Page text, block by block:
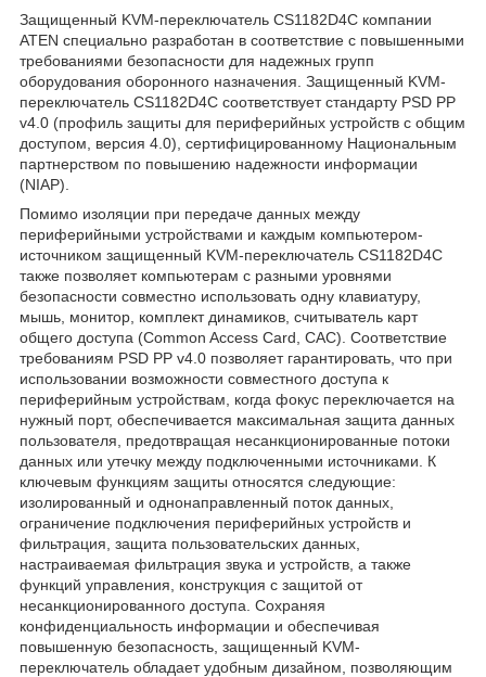
Защищенный KVM-переключатель CS1182D4C компании
ATEN специально разработан в соответствие с повышенными
требованиями безопасности для надежных групп
оборудования оборонного назначения. Защищенный KVM-
переключатель CS1182D4C соответствует стандарту PSD PP
v4.0 (профиль защиты для периферийных устройств с общим
доступом, версия 4.0), сертифицированному Национальным
партнерством по повышению надежности информации
(NIAP).
Помимо изоляции при передаче данных между
периферийными устройствами и каждым компьютером-
источником защищенный KVM-переключатель CS1182D4C
также позволяет компьютерам с разными уровнями
безопасности совместно использовать одну клавиатуру,
мышь, монитор, комплект динамиков, считыватель карт
общего доступа (Common Access Card, CAC). Соответствие
требованиям PSD PP v4.0 позволяет гарантировать, что при
использовании возможности совместного доступа к
периферийным устройствам, когда фокус переключается на
нужный порт, обеспечивается максимальная защита данных
пользователя, предотвращая несанкционированные потоки
данных или утечку между подключенными источниками. К
ключевым функциям защиты относятся следующие:
изолированный и однонаправленный поток данных,
ограничение подключения периферийных устройств и
фильтрация, защита пользовательских данных,
настраиваемая фильтрация звука и устройств, а также
функций управления, конструкция с защитой от
несанкционированного доступа. Сохраняя
конфиденциальность информации и обеспечивая
повышенную безопасность, защищенный KVM-
переключатель обладает удобным дизайном, позволяющим